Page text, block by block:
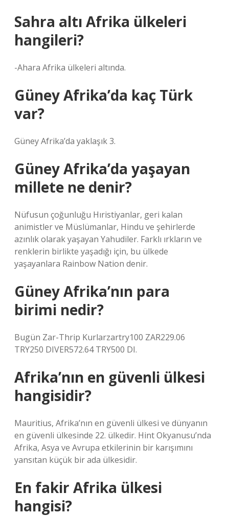
Sahra altı Afrika ülkeleri
hangileri?
-Ahara Afrika ülkeleri altında.
Güney Afrika’da kaç Türk
var?
Güney Afrika’da yaklaşık 3.
Güney Afrika’da yaşayan
millete ne denir?
Nüfusun çoğunluğu Hıristiyanlar, geri kalan
animistler ve Müslümanlar, Hindu ve şehirlerde
azınlık olarak yaşayan Yahudiler. Farklı ırkların ve
renklerin birlikte yaşadığı için, bu ülkede
yaşayanlara Rainbow Nation denir.
Güney Afrika’nın para
birimi nedir?
Bugün Zar-Thrip Kurlarzartry100 ZAR229.06
TRY250 DIVER572.64 TRY500 DI.
Afrika’nın en güvenli ülkesi
hangisidir?
Mauritius, Afrika’nın en güvenli ülkesi ve dünyanın
en güvenli ülkesinde 22. ülkedir. Hint Okyanusu’nda
Afrika, Asya ve Avrupa etkilerinin bir karışımını
yansıtan küçük bir ada ülkesidir.
En fakir Afrika ülkesi
hangisi?